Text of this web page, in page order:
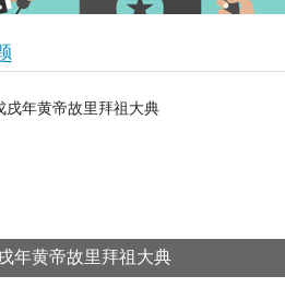
年黄帝故里拜祖大典